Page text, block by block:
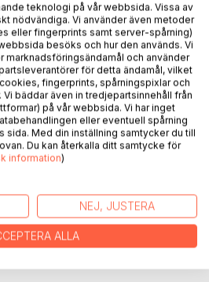
och vila i naturen. Informativt
och medveten andning i
naturmeditationer att själv
teknologi på vår webbsida. Vissa av
nödvändiga. Vi använder även metoder
eller fingerprints samt server-spårning)
besöks och hur den används. Vi
marknadsföringsändamål och använder
för detta ändamål, vilket
fingerprints, spårningspixlar och
bäddar även in tredjepartsinnehåll från
på vår webbsida. Vi har inget
eller eventuell spårning
sida. Med din inställning samtycker du till
Du kan återkalla ditt samtycke för
information)
NEJ, JUSTERA
ALLA